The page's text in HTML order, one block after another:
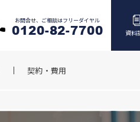
お問合せ、ご相談はフリーダイヤル
0120-82-7700 資料
契約・費用